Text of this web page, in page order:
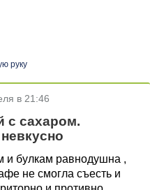
руку
в 21:46
сахаром.
и булкам равнодушна ,
не смогла съесть и